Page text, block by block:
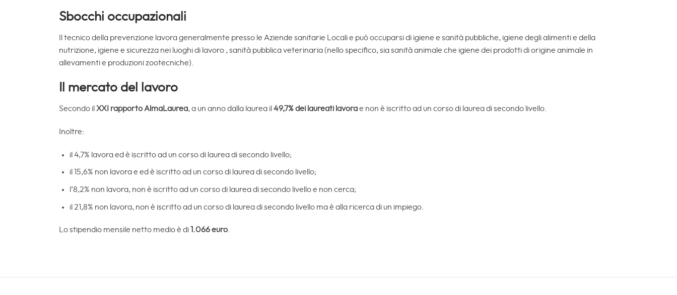
Sbocchi occupazionali
Il tecnico della prevenzione lavora generalmente presso le Aziende sanitarie Locali e può occuparsi di igiene e sanità pubbliche, igiene degli alimenti e della
nutrizione, igiene e sicurezza nei luoghi di lavoro , sanità pubblica veterinaria (nello specifico, sia sanità animale che igiene dei prodotti di origine animale in
allevamenti e produzioni zootecniche).
Il mercato del lavoro
Secondo il XXI rapporto AlmaLaurea, a un anno dalla laurea il 49,7% dei laureati lavorae non è iscritto ad un corso di laurea di secondo livello.
Inoltre:
il 4,7% lavora ed è iscritto ad un corso di laurea di secondo livello;
il 15,6% non lavora e ed è iscritto ad un corso di laurea di secondo livello;
l’8,2% non lavora, non è iscritto ad un corso di laurea di secondo livello e non cerca;
il 21,8% non lavora, non è iscritto ad un corso di laurea di secondo livello ma è alla ricerca di un impiego.
Lo stipendio mensile netto medio è di1.066 euro.